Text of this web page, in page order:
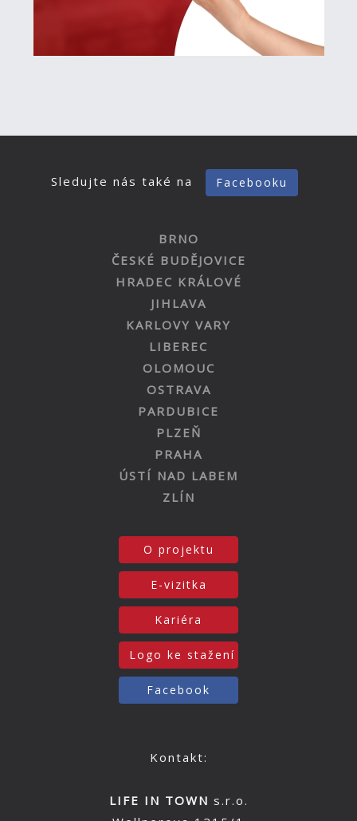
Sledujte nás také na Facebooku
BRNO
ČESKÉ BUDĚJOVICE
HRADEC KRÁLOVÉ
JIHLAVA
KARLOVY VARY
LIBEREC
OLOMOUC
OSTRAVA
PARDUBICE
PLZEŇ
PRAHA
ÚSTÍ NAD LABEM
ZLÍN
O projektu
E-vizitka
Kariéra
Logo ke stažení
Facebook
Kontakt:
LIFE IN TOWN s.r.o.